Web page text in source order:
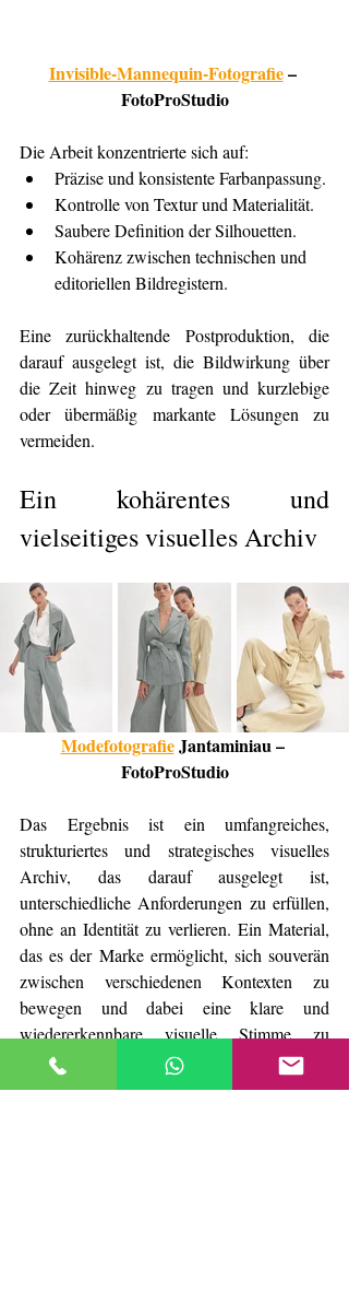
Invisible-Mannequin-Fotografie –
FotoProStudio
Die Arbeit konzentrierte sich auf:
Präzise und konsistente Farbanpassung.
Kontrolle von Textur und Materialität.
Saubere Definition der Silhouetten.
Kohärenz zwischen technischen und
editoriellen Bildregistern.
Eine zurückhaltende Postproduktion, die
darauf ausgelegt ist, die Bildwirkung über
die Zeit hinweg zu tragen und kurzlebige
oder übermäßig markante Lösungen zu
vermeiden.
Ein kohärentes und
vielseitiges visuelles Archiv
Modefotografie Jantaminiau –
FotoProStudio
Das Ergebnis ist ein umfangreiches,
strukturiertes und strategisches visuelles
Archiv, das darauf ausgelegt ist,
unterschiedliche Anforderungen zu erfüllen,
ohne an Identität zu verlieren. Ein Material,
das es der Marke ermöglicht, sich souverän
zwischen verschiedenen Kontexten zu
bewegen und dabei eine klare und
wiedererkennbare visuelle Stimme zu
bewahren.